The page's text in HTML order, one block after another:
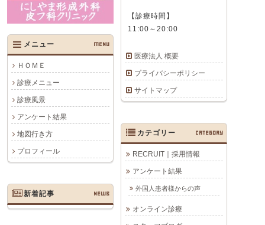
メニュー MENU
ＨＯＭＥ
診療メニュー
診療風景
アンケート結果
地図行き方
プロフィール
【診療時間】
11:00～20:00
医療法人 概要
プライバシーポリシー
サイトマップ
カテゴリー CATEGORY
RECRUIT｜採用情報
アンケート結果
外国人患者様からの声
オンライン診療
新着記事 NEWS